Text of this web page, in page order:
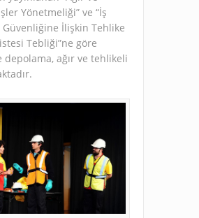
Yönetmeliği” ve “İş
Güvenliğine İlişkin Tehlike
Tebliği”ne göre
depolama, ağır ve tehlikeli